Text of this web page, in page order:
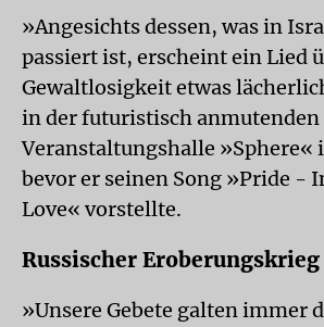
»Angesichts dessen, was in
passiert ist, erscheint ein Lied
Gewaltlosigkeit etwas
in der futuristisch anmutenden
Veranstaltungshalle »Sphere«
bevor er seinen Song »Pride -
Love« vorstellte.
Russischer Eroberungskrieg
»Unsere Gebete galten immer